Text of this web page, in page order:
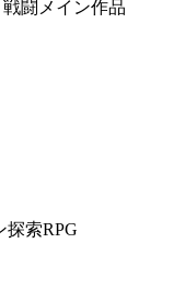
闘メイン作品
探索RPG